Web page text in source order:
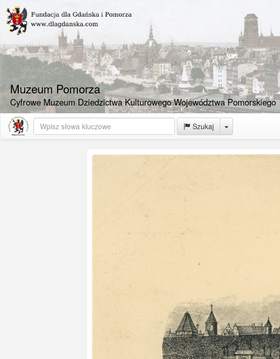
Muzeum Pomorza
Cyfrowe Muzeum Dziedzictwa Kulturowego Województwa Pomorskiego
Szukaj Toggle Dropdown